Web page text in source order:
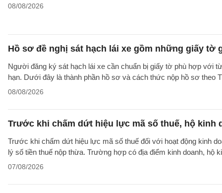
08/08/2026
Hồ sơ đề nghị sát hạch lái xe gồm những giấy tờ
Người đăng ký sát hạch lái xe cần chuẩn bị giấy tờ phù hợp với
hạn. Dưới đây là thành phần hồ sơ và cách thức nộp hồ sơ theo
08/08/2026
Trước khi chấm dứt hiệu lực mã số thuế, hộ kinh
Trước khi chấm dứt hiệu lực mã số thuế đối với hoạt động kinh
lý số tiền thuế nộp thừa. Trường hợp có địa điểm kinh doanh, hộ
07/08/2026